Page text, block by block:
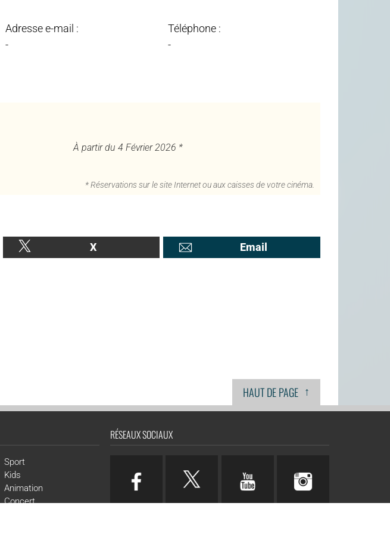
Adresse e-mail :
-
Téléphone :
-
À partir du 4 Février 2026 *
* Réservations sur le site Internet ou aux caisses de votre cinéma.
X Email
HAUT DE PAGE ↑
Sport
Kids
Animation
Concert
RÉSEAUX SOCIAUX